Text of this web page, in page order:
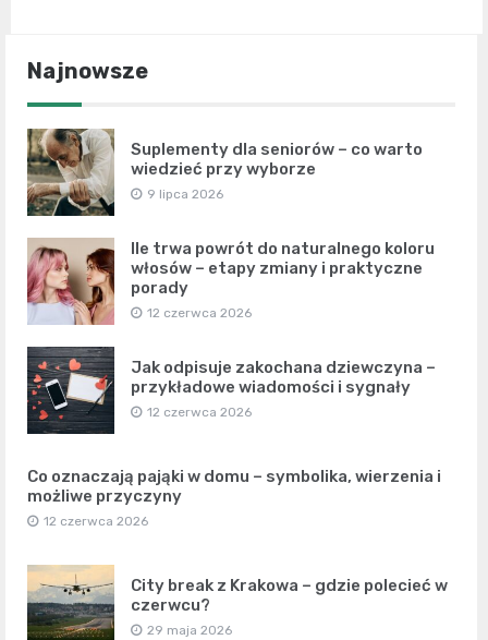
Najnowsze
Suplementy dla seniorów – co warto
wiedzieć przy wyborze
9 lipca 2026
Ile trwa powrót do naturalnego koloru
włosów – etapy zmiany i praktyczne
porady
12 czerwca 2026
Jak odpisuje zakochana dziewczyna –
przykładowe wiadomości i sygnały
12 czerwca 2026
Co oznaczają pająki w domu – symbolika, wierzenia i
możliwe przyczyny
12 czerwca 2026
City break z Krakowa – gdzie polecieć w
czerwcu?
29 maja 2026